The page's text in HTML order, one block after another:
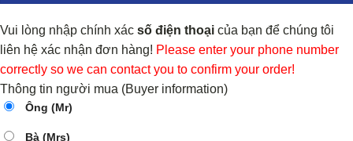
Vui lòng nhập chính xác số điện thoại của bạn để chúng tôi
liên hệ xác nhận đơn hàng! Please enter your phone number
correctly so we can contact you to confirm your order!
Thông tin người mua (Buyer information)
Ông (Mr)
Bà (Mrs)